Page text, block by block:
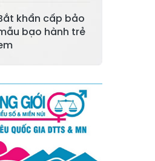
Xã Hưng
Khánh
Xã Cốc San
Xã Phong Hải
Xã Bảo Thắng
khẩn cấp bảo
bạo hành trẻ